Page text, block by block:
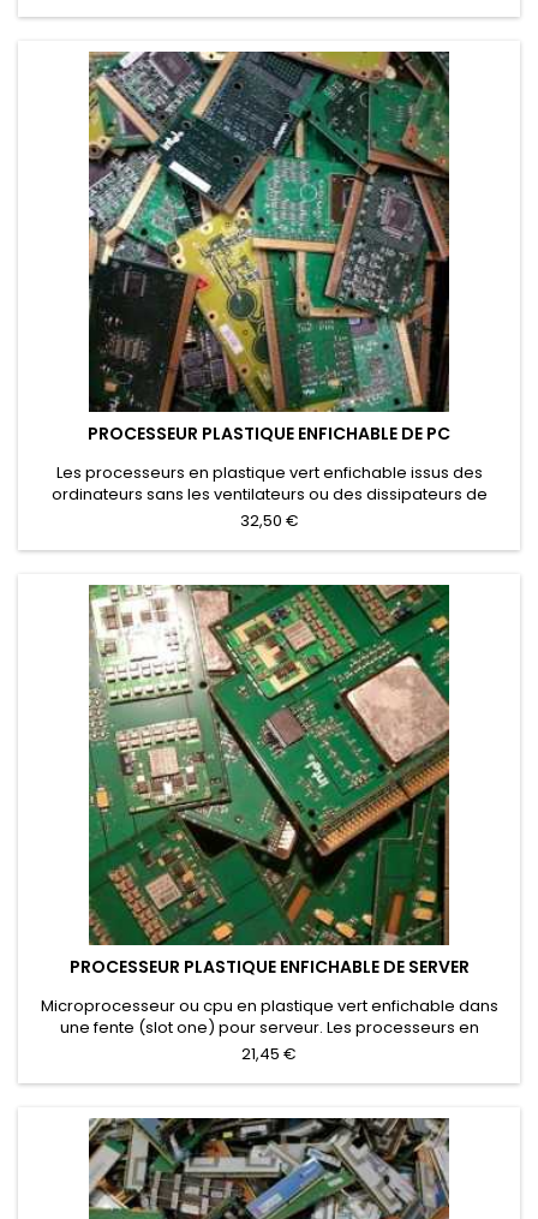
particulier.
PROCESSEUR PLASTIQUE ENFICHABLE DE PC
Les processeurs en plastique vert enfichable issus des
ordinateurs sans les ventilateurs ou des dissipateurs de
chaleur. Les processeurs en plastique avec une plaque de
particulier.
32,50 €
PROCESSEUR PLASTIQUE ENFICHABLE DE SERVER
Microprocesseur ou cpu en plastique vert enfichable dans
une fente (slot one) pour serveur. Les processeurs en
plastique vert enfichable issus des serveurs sans les
en plastique avec une plaque de refroidissement qui n'ont
pas été éliminés ont un prix d'achat particulier.
21,45 €